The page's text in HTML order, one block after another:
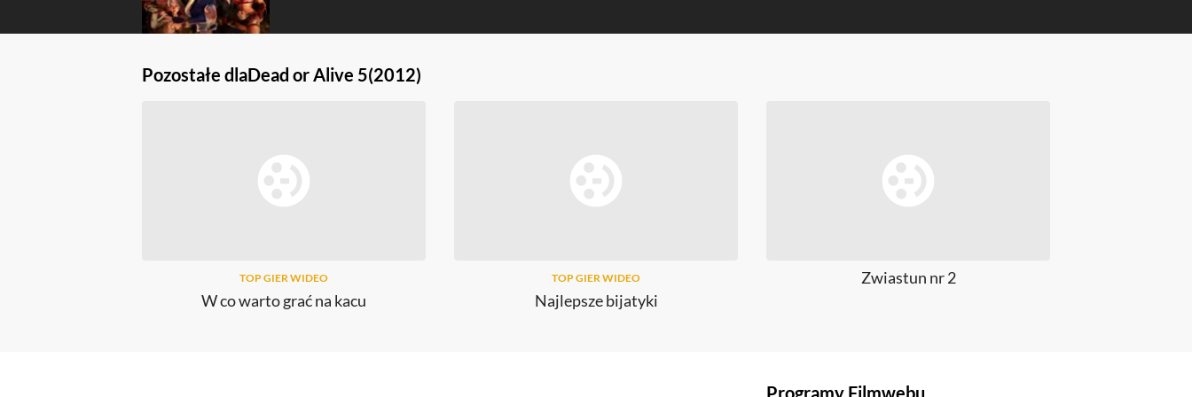
Pozostałe dlaDead or Alive 5(2012)
TOP GIER WIDEO
W co warto grać na kacu
TOP GIER WIDEO
Najlepsze bijatyki
Zwiastun nr 2